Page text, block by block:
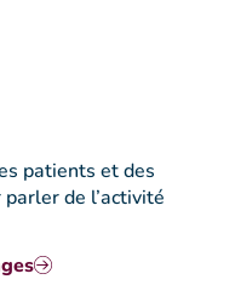
patients et des
de l’activité